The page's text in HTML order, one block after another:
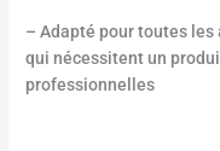
– Adapté pour toutes
qui nécessitent un
professionnelles